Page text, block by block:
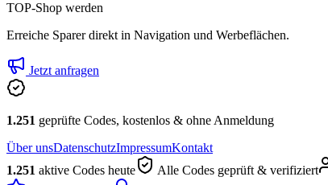
TOP-Shop werden
Erreiche Sparer direkt in Navigation und Werbeflächen.
Jetzt anfragen
1.251 geprüfte Codes, kostenlos & ohne Anmeldung
Über unsDatenschutzImpressumKontakt
1.251 aktive Codes heute Alle Codes geprüft & verifiziert